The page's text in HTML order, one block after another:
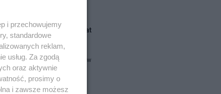
Blogi na ten temat
krzysztofjaw
kierdel
i przechowujemy
standardowe
reklam,
usług. Za zgodą
oraz aktywnie
prosimy o
i zawsze możesz